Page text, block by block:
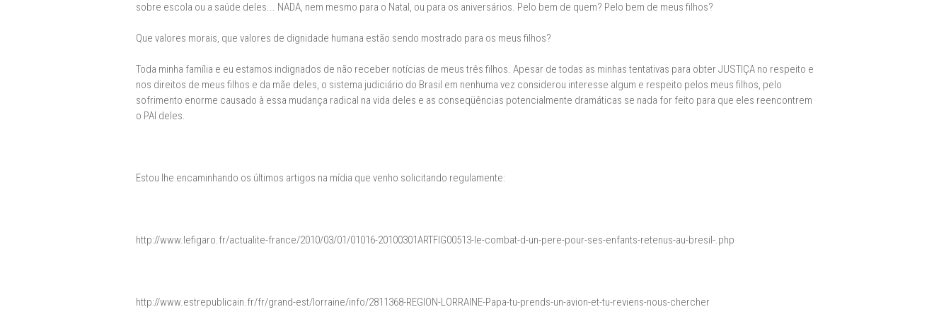
sobre escola ou a saúde deles... NADA, nem mesmo para o Natal, ou para os aniversários. Pelo bem de quem? Pelo bem de meus filhos?
Que valores morais, que valores de dignidade humana estão sendo mostrado para os meus filhos?
Toda minha família e eu estamos indignados de não receber notícias de meus três filhos. Apesar de todas as minhas tentativas para obter JUSTIÇA no respeito e
nos direitos de meus filhos e da mãe deles, o sistema judiciário do Brasil em nenhuma vez considerou interesse algum e respeito pelos meus filhos, pelo
sofrimento enorme causado à essa mudança radical na vida deles e as conseqüências potencialmente dramáticas se nada for feito para que eles reencontrem
o PAI deles.
Estou lhe encaminhando os últimos artigos na mídia que venho solicitando regulamente:
http://www.lefigaro.fr/actualite-france/2010/03/01/01016-20100301ARTFIG00513-le-combat-d-un-pere-pour-ses-enfants-retenus-au-bresil-.php
http://www.estrepublicain.fr/fr/grand-est/lorraine/info/2811368-REGION-LORRAINE-Papa-tu-prends-un-avion-et-tu-reviens-nous-chercher